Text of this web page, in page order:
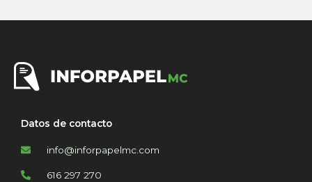
Datos de contacto
info@inforpapelmc.com
616 297 270